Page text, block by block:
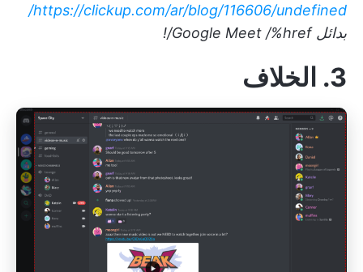
https://clickup.com/ar/blog/116606/undefined/
بدائل Google Meet /%href/!
3. الخلاف